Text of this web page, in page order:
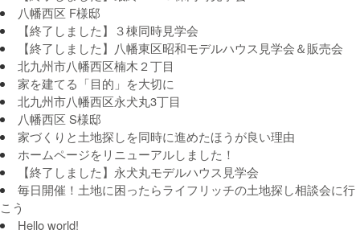
八幡西区 F様邸
【終了しました】３棟同時見学会
【終了しました】八幡東区昭和モデルハウス見学会＆販売会
北九州市八幡西区楠木２丁目
家を建てる「目的」を大切に
北九州市八幡西区永犬丸3丁目
八幡西区 S様邸
家づくりと土地探しを同時に進めたほうが良い理由
ホームページをリニューアルしました！
【終了しました】永犬丸モデルハウス見学会
毎日開催！土地に困ったらライフリッチの土地探し相談会に行
こう
Hello world!